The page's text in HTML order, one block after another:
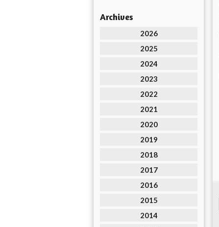
Archives
2026
2025
2024
2023
2022
2021
2020
2019
2018
2017
2016
2015
2014